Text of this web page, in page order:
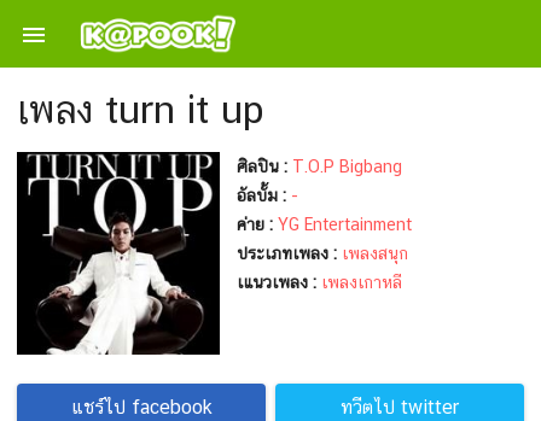

เพลง turn it up
ศิลปิน : T.O.P Bigbang
อัลบั้ม : -
ค่าย : YG Entertainment
ประเภทเพลง : เพลงสนุก
เแนวเพลง : เพลงเกาหลี
แชร์ไป facebook ทวีตไป twitter